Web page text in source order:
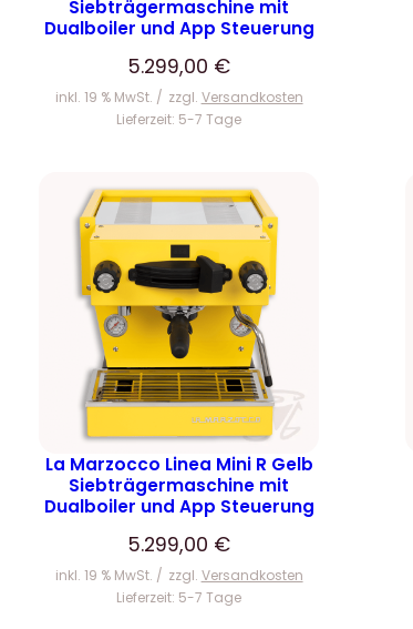
Siebträgermaschine mit
Dualboiler und App Steuerung
5.299,00 €
inkl. 19 % MwSt. zzgl. Versandkosten
Lieferzeit: 5-7 Tage
La Marzocco Linea Mini R Gelb
Siebträgermaschine mit
Dualboiler und App Steuerung
5.299,00 €
inkl. 19 % MwSt. zzgl. Versandkosten
Lieferzeit: 5-7 Tage